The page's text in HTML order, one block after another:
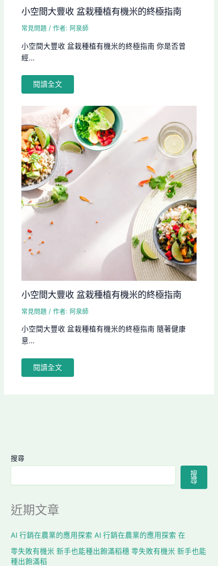
小空間大豐收 盆栽種植有機米的終極指南
常見問題 / 作者: 阿泉師
小空間大豐收 盆栽種植有機米的終極指南 你是否曾
經...
閱讀全文
小空間大豐收 盆栽種植有機米的終極指南
常見問題 / 作者: 阿泉師
小空間大豐收 盆栽種植有機米的終極指南 隨著健康
意...
閱讀全文
搜尋
搜
尋
近期文章
AI 行銷在農業的應用探索 AI 行銷在農業的應用探索 在
零失敗有機米 新手也能種出飽滿稻穗 零失敗有機米 新手也能
種出飽滿稻